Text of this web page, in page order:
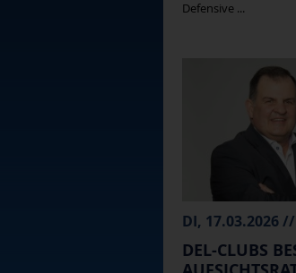
Defensive ...
DI, 17.03.2026 //
DEL-CLUBS